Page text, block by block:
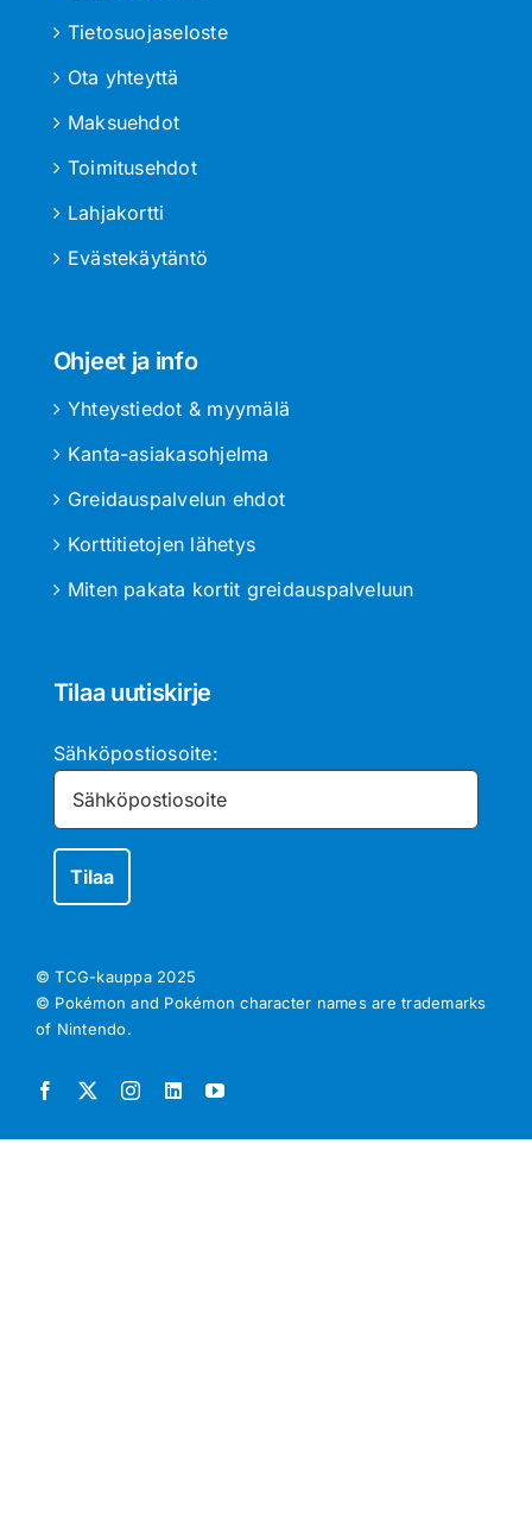
Tietosuojaseloste
Ota yhteyttä
Maksuehdot
Toimitusehdot
Lahjakortti
Evästekäytäntö
Ohjeet ja info
Yhteystiedot & myymälä
Kanta-asiakasohjelma
Greidauspalvelun ehdot
Korttitietojen lähetys
Miten pakata kortit greidauspalveluun
Tilaa uutiskirje
Sähköpostiosoite:
© TCG-kauppa 2025
© Pokémon and Pokémon character names are trademarks
of Nintendo.